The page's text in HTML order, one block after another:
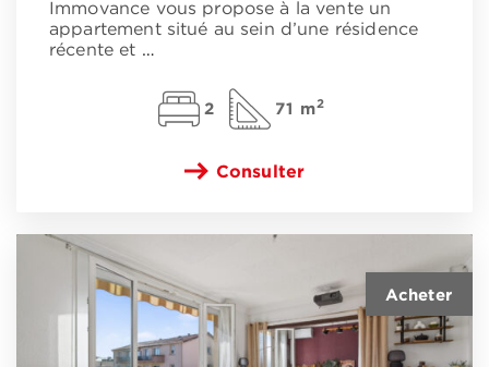
Immovance vous propose à la vente un
appartement situé au sein d’une résidence
récente et …
2 71 m2
Consulter